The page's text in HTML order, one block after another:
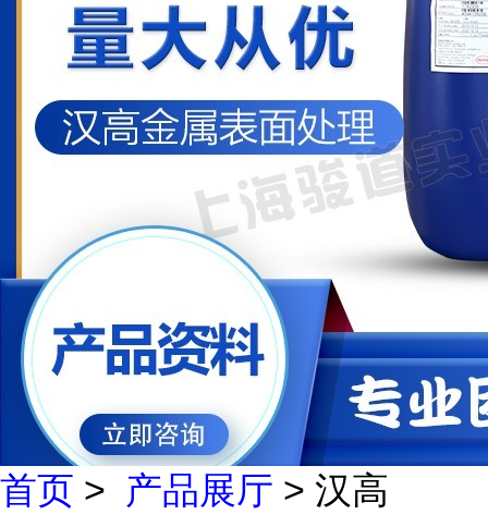
首页 > 产品展厅 > 汉高